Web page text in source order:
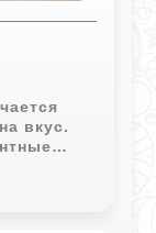
вкус.
подачи.